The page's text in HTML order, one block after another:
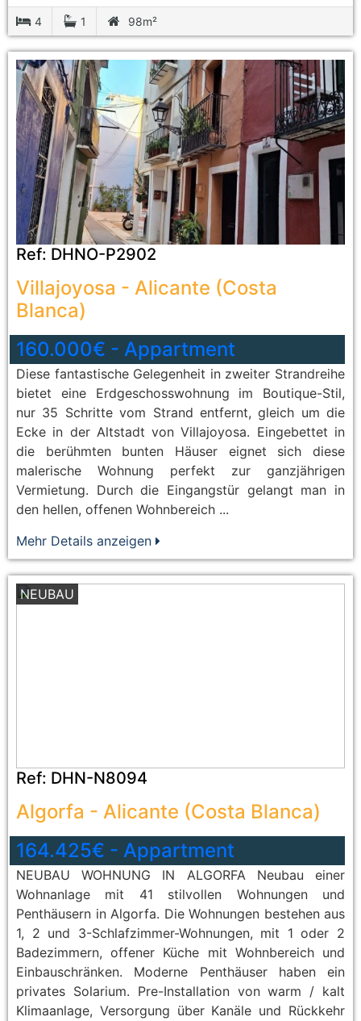
4 1 98m²
Ref: DHNO-P2902
Villajoyosa - Alicante (Costa
Blanca)
160.000€ - Appartment
Diese fantastische Gelegenheit in zweiter Strandreihe
bietet eine Erdgeschosswohnung im Boutique-Stil,
nur 35 Schritte vom Strand entfernt, gleich um die
Ecke in der Altstadt von Villajoyosa. Eingebettet in
die berühmten bunten Häuser eignet sich diese
malerische Wohnung perfekt zur ganzjährigen
Vermietung. Durch die Eingangstür gelangt man in
den hellen, offenen Wohnbereich ...
Mehr Details anzeigen
NEUBAU
Ref: DHN-N8094
Algorfa - Alicante (Costa Blanca)
164.425€ - Appartment
NEUBAU WOHNUNG IN ALGORFA Neubau einer
Wohnanlage mit 41 stilvollen Wohnungen und
Penthäusern in Algorfa. Die Wohnungen bestehen aus
1, 2 und 3-Schlafzimmer-Wohnungen, mit 1 oder 2
Badezimmern, offener Küche mit Wohnbereich und
Einbauschränken. Moderne Penthäuser haben ein
privates Solarium. Pre-Installation von warm / kalt
Klimaanlage, Versorgung über Kanäle und Rückkehr